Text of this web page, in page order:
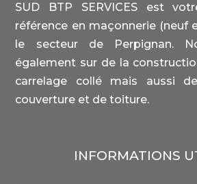
SUD BTP SERVICES est
référence en maçonnerie (neuf
le secteur de Perpignan.
également sur de la
carrelage collé mais aussi
couverture et de toiture.
INFORMATIONS